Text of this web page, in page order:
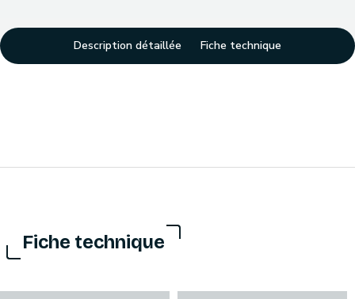
Description détaillée Fiche technique
Fiche technique